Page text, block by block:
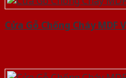
Cửa Gỗ Chống Cháy MDF